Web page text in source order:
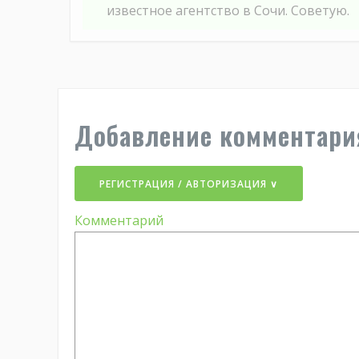
известное агентство в Сочи. Советую.
Добавление
РЕГИСТРАЦИЯ / АВТОРИЗАЦИЯ ∨
Комментарий